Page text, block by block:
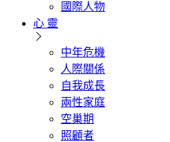
國際人物
心 靈
中年危機
人際關係
自我成長
兩性家庭
空巢期
照顧者